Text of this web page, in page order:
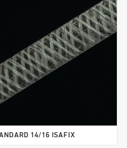
14/16 ISAFIX